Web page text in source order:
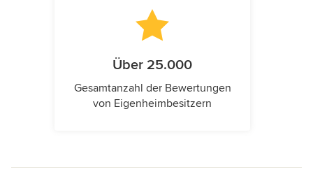
Über 25.000
Gesamtanzahl der Bewertungen
von Eigenheimbesitzern